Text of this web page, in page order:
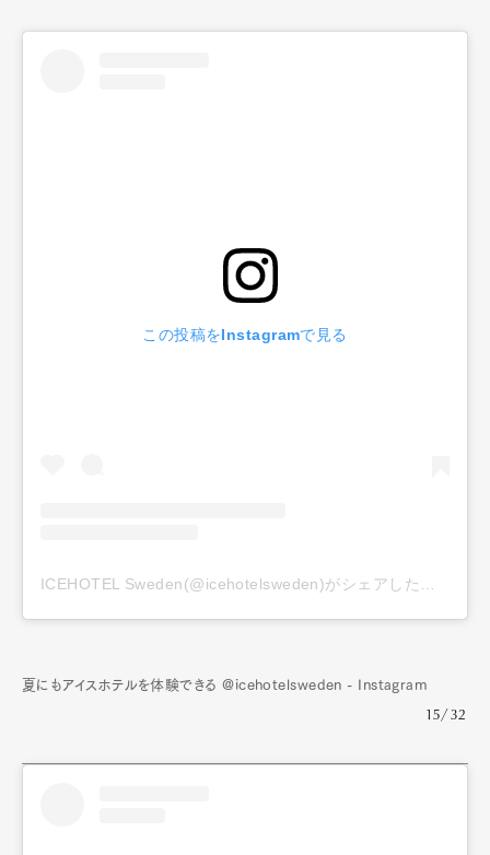
この投稿をInstagramで見る
夏にもアイスホテルを体験できる @icehotelsweden - Instagram
15/32